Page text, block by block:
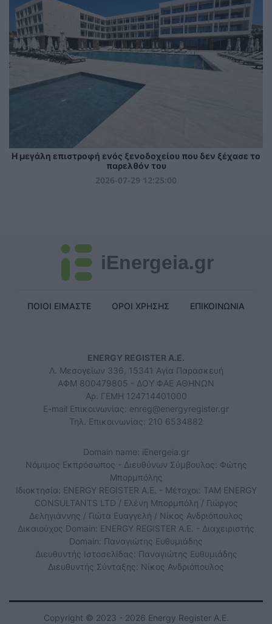
Η μεγάλη επιστροφή ενός ξενοδοχείου που δεν ξέχασε το
παρελθόν του
2026-07-29 12:25:00
iEnergeia.gr
ΠΟΙΟΙ ΕΙΜΑΣΤΕ ΟΡΟΙ ΧΡΗΣΗΣ ΕΠΙΚΟΙΝΩΝΙΑ
ENERGY REGISTER Α.Ε.
Λ. Μεσογείων 336, 15341 Αγία Παρασκευή
ΑΦΜ 800479805 - ΔΟΥ ΦΑΕ ΑΘΗΝΩΝ
Αρ. ΓΕΜΗ 124714401000
E-mail Επικοινωνίας: enreg@energyregister.gr
Τηλ. Επικοινωνίας: 210 6534882
Domain name: iEnergeia.gr
Νόμιμος Εκπρόσωπος - Διευθύνων Σύμβουλος: Φώτης
Μπορμπόλης
Ιδιοκτησία: ENERGY REGISTER Α.Ε. - Μέτοχοι: TAM ENERGY
CONSULTANTS LTD / Ελένη Μπορμπόλη / Γιώργος
Δεληγιάννης / Γιώτα Ευαγγελή / Νίκος Ανδριόπουλος
Δικαιούχος Domain: ENERGY REGISTER Α.Ε. - Διαχειριστής
Domain: Παναγιώτης Ευθυμιάδης
Διευθυντής Ιστοσελίδας: Παναγιώτης Ευθυμιάδης
Διευθυντής Σύνταξης: Νίκος Ανδριόπουλος
Copyright © 2023 - 2026 Energy Register Α.Ε.